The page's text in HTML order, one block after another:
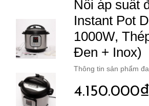
Nồi áp suất
Instant Pot
1000W,
Đen + Inox)
Thông tin sản phẩm
4.150.000₫